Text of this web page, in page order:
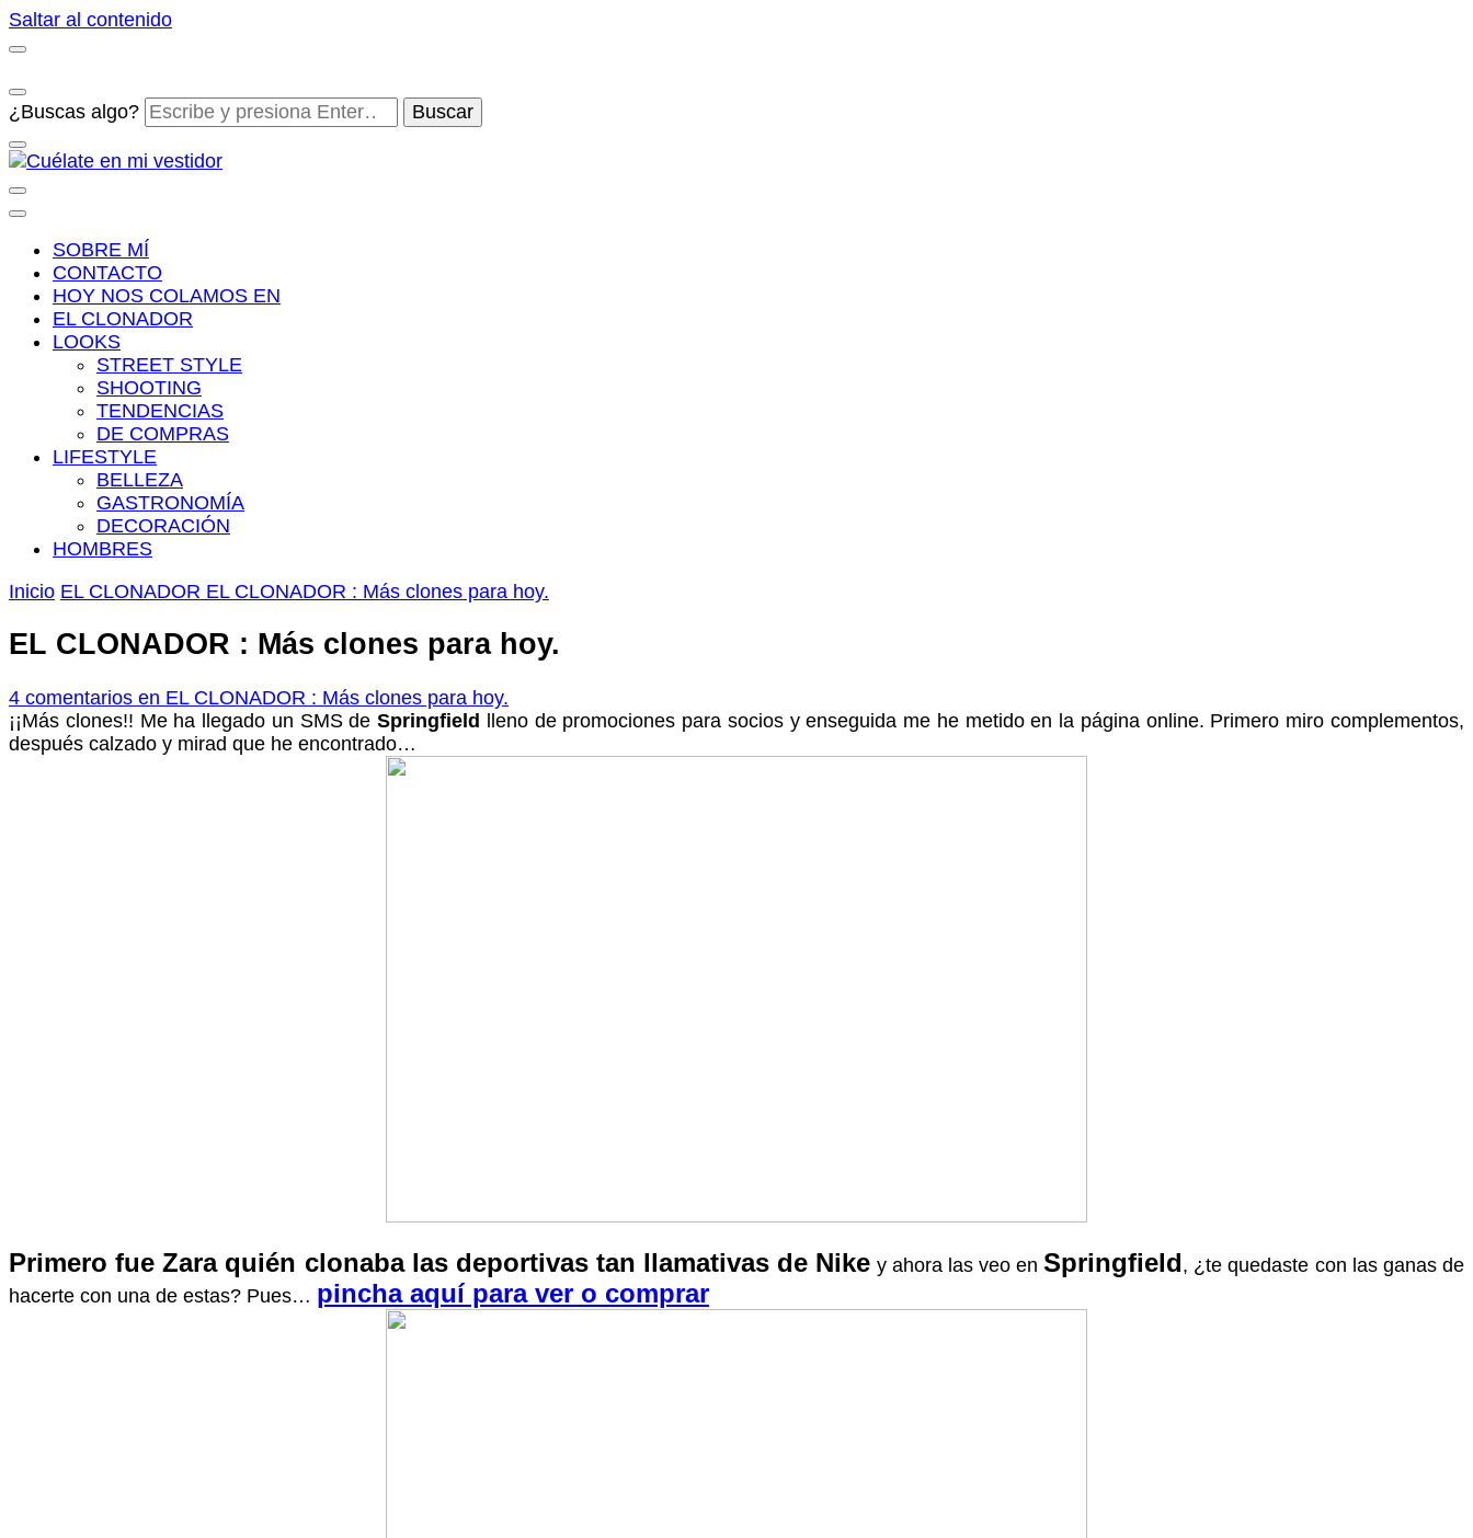
Saltar al contenido
¿Buscas algo?
Cuélate en mi vestidor
SOBRE MÍ
CONTACTO
HOY NOS COLAMOS EN
EL CLONADOR
LOOKS
STREET STYLE
SHOOTING
TENDENCIAS
DE COMPRAS
LIFESTYLE
BELLEZA
GASTRONOMÍA
DECORACIÓN
HOMBRES
Inicio EL CLONADOR EL CLONADOR : Más clones para hoy.
EL CLONADOR : Más clones para hoy.
4 comentarios en EL CLONADOR : Más clones para hoy.
¡¡Más clones!! Me ha llegado un SMS deSpringfield lleno de promociones para socios y enseguida me he metido en la página online. Primero miro complementos,
después calzado y mirad que he encontrado…
Primero fue Zara quién clonaba las deportivas tan llamativas de Nike y ahora las veo enSpringfield, ¿te quedaste con las ganas de
hacerte con una de estas? Pues… pincha aquí para ver o comprar